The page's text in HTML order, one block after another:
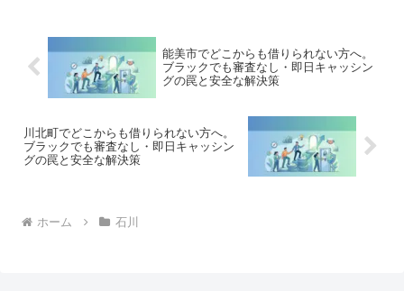
能美市でどこからも借りられない方へ。
ブラックでも審査なし・即日キャッシン
グの罠と安全な解決策
川北町でどこからも借りられない方へ。
ブラックでも審査なし・即日キャッシン
グの罠と安全な解決策
ホーム 石川